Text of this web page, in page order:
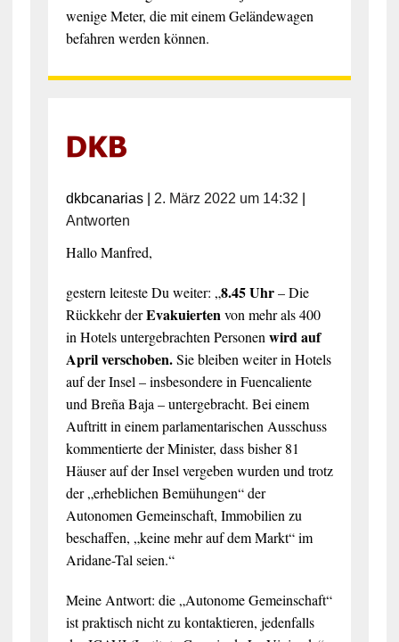
wenige Meter, die mit einem Geländewagen
befahren werden können.
dkbcanarias| 2. März 2022 um 14:32
Antworten
Hallo Manfred,
gestern leiteste Du weiter: „8.45 Uhr– Die
Rückkehr derEvakuierten von mehr als 400
in Hotels untergebrachten Personen wird auf
April verschoben.Sie bleiben weiter in Hotels
auf der Insel – insbesondere in Fuencaliente
und Breña Baja – untergebracht. Bei einem
Auftritt in einem parlamentarischen Ausschuss
kommentierte der Minister, dass bisher 81
Häuser auf der Insel vergeben wurden und trotz
der „erheblichen Bemühungen“ der
Autonomen Gemeinschaft, Immobilien zu
beschaffen, „keine mehr auf dem Markt“ im
Aridane-Tal seien.“
Meine Antwort: die „Autonome Gemeinschaft“
ist praktisch nicht zu kontaktieren, jedenfalls